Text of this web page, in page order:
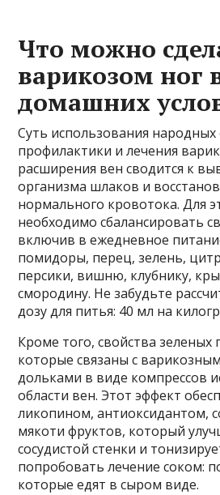
Что можно
варикозом ног
домашних
Суть использования народных
профилактики и лечения
расширения вен сводится к
организма шлаков и
нормального кровотока. Для
необходимо сбалансировать
включив в ежедневное
помидоры, перец, зелень,
персики, вишню, клубнику,
смородину. Не забудьте
дозу для питья: 40 мл на
Кроме того, свойства
которые связаны с
дольками в виде компрессов
области вен. Этот эффект
ликопином, антиоксидантом,
мякоти фруктов, который
сосудистой стенки и
попробовать лечение соком:
которые едят в сыром виде.